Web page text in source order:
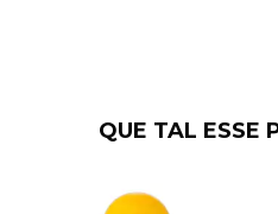
QUE TAL ESSE